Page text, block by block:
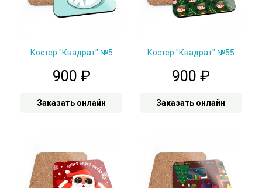
Костер "Квадрат" №5
900 ₽
Заказать онлайн
Костер "Квадрат" №55
900 ₽
Заказать онлайн